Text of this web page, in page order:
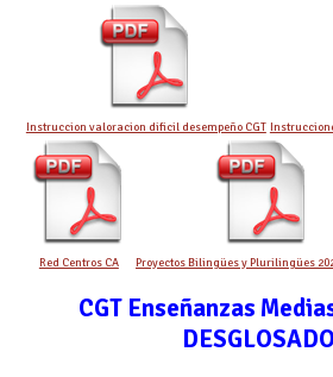
Instruccion valoracion dificil desempeño CGT
Red Centros CA Proyectos Bilingües y Plurilingües
CGT Enseñanzas